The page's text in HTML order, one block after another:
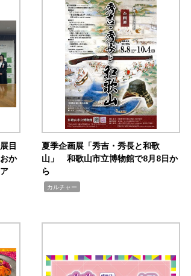
目
か
夏季企画展「秀吉・秀長と和歌
山」 和歌山市立博物館で8月8日か
ら
カルチャー